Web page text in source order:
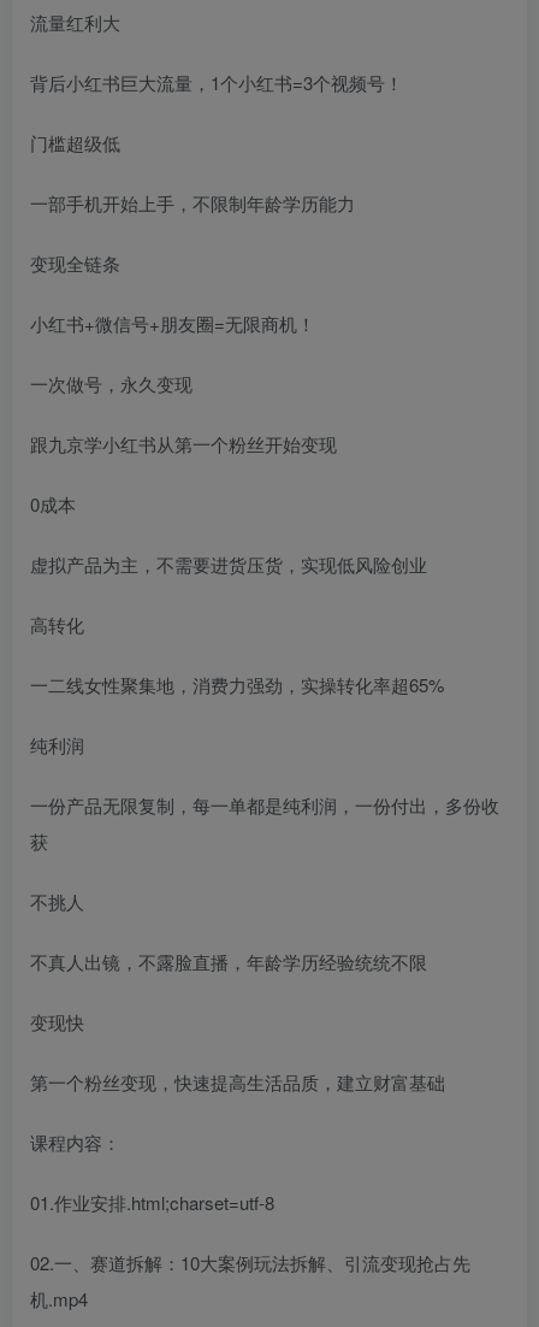
流量红利大
背后小红书巨大流量，1个小红书=3个视频号！
门槛超级低
一部手机开始上手，不限制年龄学历能力
变现全链条
小红书+微信号+朋友圈=无限商机！
一次做号，永久变现
跟九京学小红书从第一个粉丝开始变现
0成本
虚拟产品为主，不需要进货压货，实现低风险创业
高转化
一二线女性聚集地，消费力强劲，实操转化率超65%
纯利润
一份产品无限复制，每一单都是纯利润，一份付出，多份收
获
不挑人
不真人出镜，不露脸直播，年龄学历经验统统不限
变现快
第一个粉丝变现，快速提高生活品质，建立财富基础
课程内容：
01.作业安排.html;charset=utf-8
02.一、赛道拆解：10大案例玩法拆解、引流变现抢占先
机.mp4